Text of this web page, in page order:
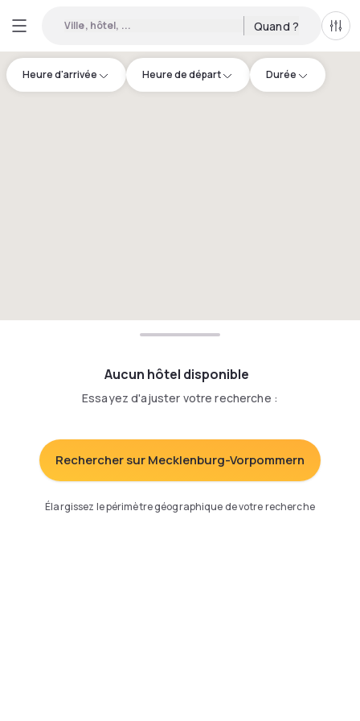
Ville, hôtel, ... Quand ?
Heure d'arrivée Heure de départ Durée
Aucun hôtel disponible
Essayez d'ajuster votre recherche :
Rechercher sur Mecklenburg-Vorpommern
Élargissez le périmètre géographique de votre recherche